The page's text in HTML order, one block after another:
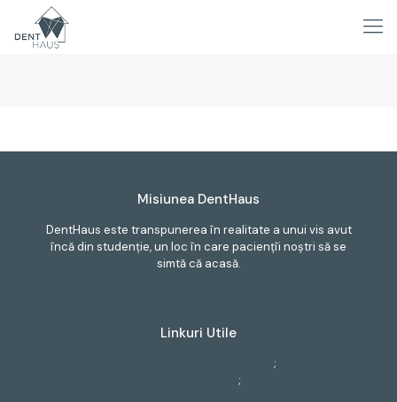
Misiunea DentHaus
DentHaus este transpunerea în realitate a unui vis avut
încă din studenție, un loc în care paciențîi noștri să se
simtă că acasă.
Linkuri Utile
;
;